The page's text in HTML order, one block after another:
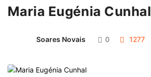
Maria Eugénia Cunhal
Soares Novais 0 1277